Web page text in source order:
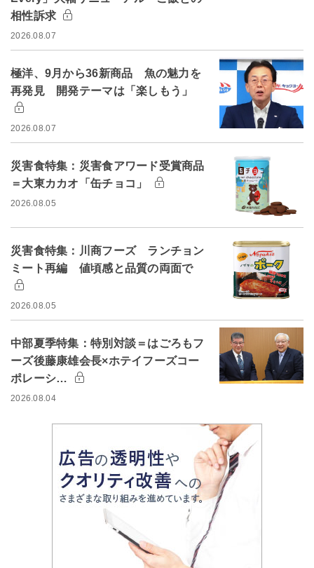
相性訴求
2026.08.07
極洋、9月から36新商品 魚の魅力を
再発見 開発テーマは「楽しもう」
2026.08.07
災害食特集：災害食アワード受賞商品
＝大東カカオ「缶チョコ」
2026.08.05
災害食特集：川商フーズ ランチョン
ミート再編 値頃感と品質の両面で
2026.08.05
中部夏季特集：特別対談＝はごろもフ
ーズ後藤康雄会長×ホテイフーズコー
ポレーシ…
2026.08.04